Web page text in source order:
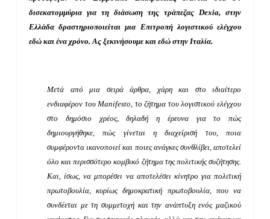
δισεκατομμύρια για τη διάσωση της τράπεζας Dexia, στην
Ελλάδα δραστηριοποιείται μια Επιτροπή λογιστικού ελέγχου
εδώ και ένα χρόνο. Ας ξεκινήσουμε και εδώ στην Ιταλία.
Μετά από μια σειρά άρθρα, χάρη και στο ιδιαίτερο
ενδιαφέρον του Manifesto, το ζήτημα του λογιστικού ελέγχου
στο δημόσιο χρέος, δηλαδή η έρευνα για το πώς
δημιουργήθηκε, πώς γίνεται
η διαχείρισή του, ποια
συμφέροντα ικανοποιεί και ποιες ανάγκες συνθλίβει, αποτελεί
όλο και περισσότερο κομβικό ζήτημα της πολιτικής συζήτησης.
Και, ίσως, να μπορέσει να αποτελέσει κίνητρο για πολιτική
πρωτοβουλία, κυρίως δημοκρατική πρωτοβουλία, που να
συνδέεται με τη συμμετοχή και την ανάπτυξη ενός μαζικού